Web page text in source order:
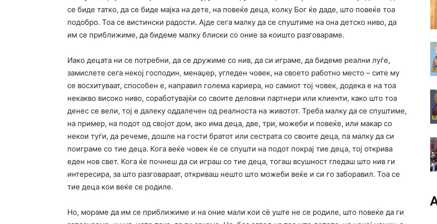
се биде татко, да се биде мајка на дете, на повеќе деца, колку Бог ќе даде, што повеќе тоа
подобро. Тоа се вистински радости. Ајде сега малку да се спуштиме на она детско ниво, да
им се приближиме, да бидеме малку блиски со оние за коишто разговараме.
Иако децата ни се потребни, да се дружиме со нив, да си играме, да бидеме реални луѓе,
замислете сега некој господин, менаџер, угледен човек, на своето работно место – сите му
се восхитуваат, способен е, направил голема кариера, но самиот тој човек, додека е на тоа
некакво високо ниво, соработувајќи со своите деловни партнери или клиенти, како што тоа
денес се вели, тој е далеку оддалечен од реалноста на животот. Треба малку да се спуштиме,
на пример, на подот од својот дом, ако има деца, две, три, можеби и повеќе, или макар со
некои туѓи, да речеме, дошле на гости братот или сестрата со своите деца, па малку да си
поиграме со тие деца. Кога веќе човек ќе се спушти на подот покрај тие деца, тој открива
еден нов свет. Кога ќе почнеш да си играш со тие деца, тогаш всушност гледаш што нив ги
интересира, за што разговараат, откриваш нешто што можеби веќе и си го заборавил. Тоа се
тие деца кои веќе се родиле.
Но, мораме да им се приближиме и на оние мали кои сѐ уште не се родиле, што повеќе да ги